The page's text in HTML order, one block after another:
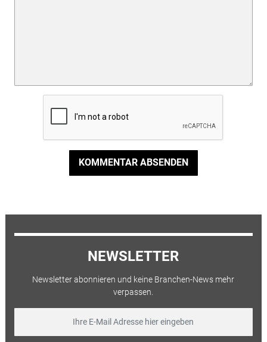
KOMMENTAR ABSENDEN
NEWSLETTER
Newsletter abonnieren und keine Branchen-News mehr
verpassen.